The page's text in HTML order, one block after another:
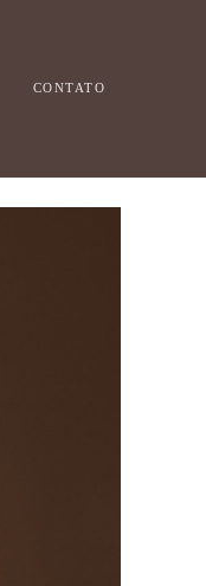
CONTATO